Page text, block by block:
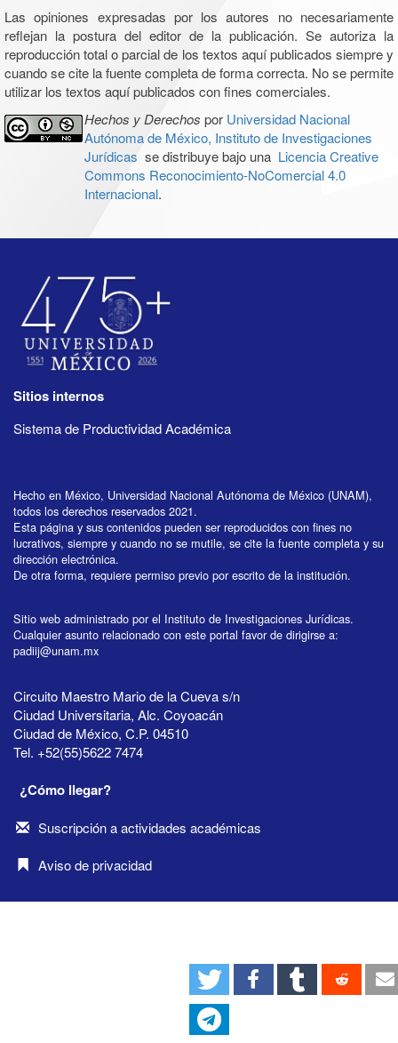
Las opiniones expresadas por los autores no necesariamente
reflejan la postura del editor de la publicación. Se autoriza la
reproducción total o parcial de los textos aquí publicados siempre y
cuando se cite la fuente completa de forma correcta. No se permite
utilizar los textos aquí publicados con fines comerciales.
Hechos y Derechos por Universidad Nacional
Autónoma de México, Instituto de Investigaciones
Jurídicas se distribuye bajo una Licencia Creative
Commons Reconocimiento-NoComercial 4.0
Internacional.
Sitios internos
Sistema de Productividad Académica
Hecho en México, Universidad Nacional Autónoma de México (UNAM),
todos los derechos reservados 2021.
Esta página y sus contenidos pueden ser reproducidos con fines no
lucrativos, siempre y cuando no se mutile, se cite la fuente completa y su
dirección electrónica.
De otra forma, requiere permiso previo por escrito de la institución.
Sitio web administrado por el Instituto de Investigaciones Jurídicas.
Cualquier asunto relacionado con este portal favor de dirigirse a:
padiij@unam.mx
Circuito Maestro Mario de la Cueva s/n
Ciudad Universitaria, Alc. Coyoacán
Ciudad de México, C.P. 04510
Tel. +52(55)5622 7474
¿Cómo llegar?
Suscripción a actividades académicas
Aviso de privacidad